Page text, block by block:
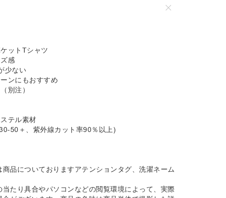
ットTシャツ
感
少ない
ンにもおすすめ
別注）
テル素材
50＋、紫外線カット率90％以上)
品についておりますアテンションタグ、洗濯ネーム
たり具合やパソコンなどの閲覧環境によって、実際